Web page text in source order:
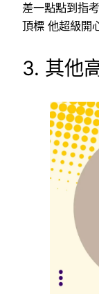
差一點點到指
頂標 他超級開
3. 其他